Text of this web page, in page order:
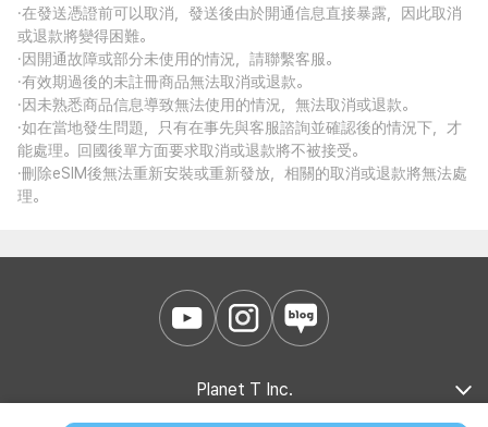
·在發送憑證前可以取消，發送後由於開通信息直接暴露，因此取消
或退款將變得困難。
·因開通故障或部分未使用的情況，請聯繫客服。
·有效期過後的未註冊商品無法取消或退款。
·因未熟悉商品信息導致無法使用的情況，無法取消或退款。
·如在當地發生問題，只有在事先與客服諮詢並確認後的情況下，才
能處理。回國後單方面要求取消或退款將不被接受。
·刪除eSIM後無法重新安裝或重新發放，相關的取消或退款將無法處
理。
Planet T Inc.